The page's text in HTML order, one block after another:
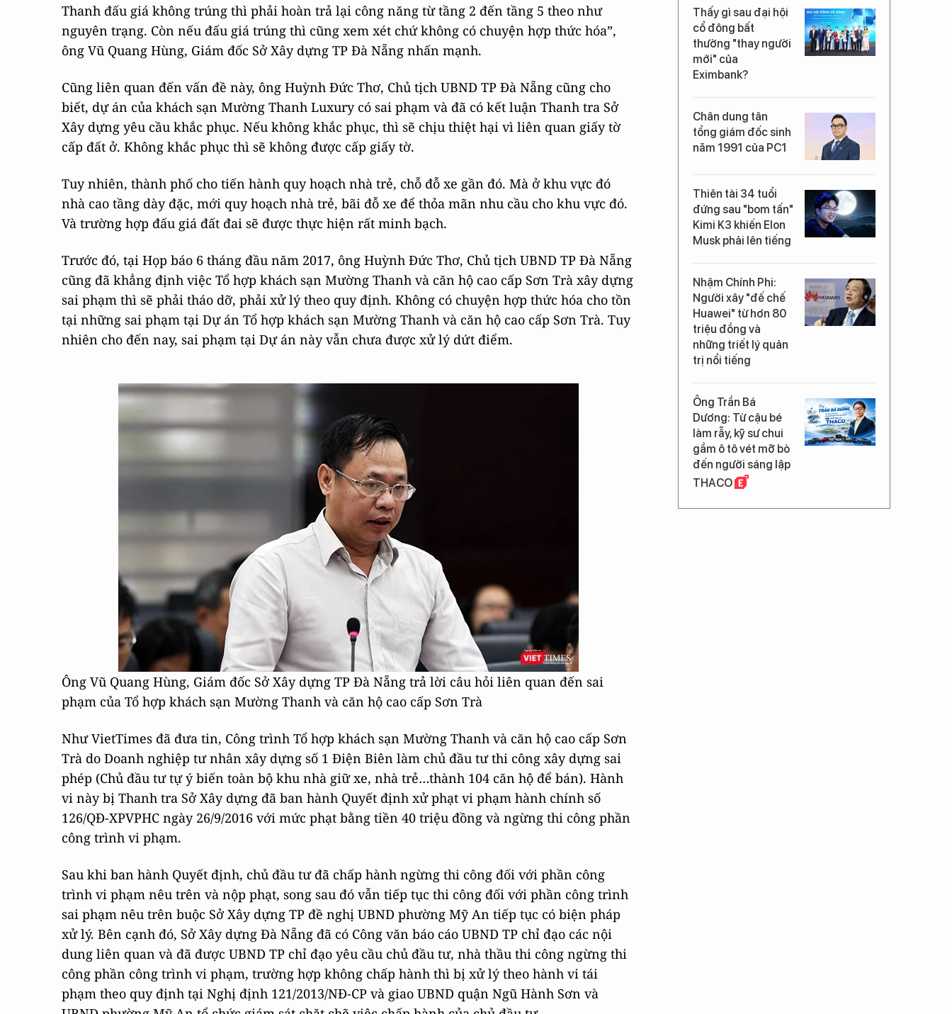
Thanh đấu giá không trúng thì phải hoàn trả lại công năng từ tầng 2 đến tầng 5 theo như
nguyên trạng. Còn nếu đấu giá trúng thì cũng xem xét chứ không có chuyện hợp thức hóa”,
ông Vũ Quang Hùng, Giám đốc Sở Xây dựng TP Đà Nẵng nhấn mạnh.
Cũng liên quan đến vấn đề này, ông Huỳnh Đức Thơ, Chủ tịch UBND TP Đà Nẵng cũng cho
biết, dự án của khách sạn Mường Thanh Luxury có sai phạm và đã có kết luận Thanh tra Sở
Xây dựng yêu cầu khắc phục. Nếu không khắc phục, thì sẽ chịu thiệt hại vì liên quan giấy tờ
cấp đất ở. Không khắc phục thì sẽ không được cấp giấy tờ.
Tuy nhiên, thành phố cho tiến hành quy hoạch nhà trẻ, chỗ đỗ xe gần đó. Mà ở khu vực đó
nhà cao tầng dày đặc, mới quy hoạch nhà trẻ, bãi đỗ xe để thỏa mãn nhu cầu cho khu vực đó.
Và trường hợp đấu giá đất đai sẽ được thực hiện rất minh bạch.
Trước đó, tại Họp báo 6 tháng đầu năm 2017, ông Huỳnh Đức Thơ, Chủ tịch UBND TP Đà Nẵng
cũng đã khẳng định việc Tổ hợp khách sạn Mường Thanh và căn hộ cao cấp Sơn Trà xây dựng
sai phạm thì sẽ phải tháo dỡ, phải xử lý theo quy định. Không có chuyện hợp thức hóa cho tồn
tại những sai phạm tại Dự án Tổ hợp khách sạn Mường Thanh và căn hộ cao cấp Sơn Trà. Tuy
nhiên cho đến nay, sai phạm tại Dự án này vẫn chưa được xử lý dứt điểm.
Ông Vũ Quang Hùng, Giám đốc Sở Xây dựng TP Đà Nẵng trả lời câu hỏi liên quan đến sai
phạm của Tổ hợp khách sạn Mường Thanh và căn hộ cao cấp Sơn Trà
Như VietTimes đã đưa tin, Công trình Tổ hợp khách sạn Mường Thanh và căn hộ cao cấp Sơn
Trà do Doanh nghiệp tư nhân xây dựng số 1 Điện Biên làm chủ đầu tư thi công xây dựng sai
phép (Chủ đầu tư tự ý biến toàn bộ khu nhà giữ xe, nhà trẻ…thành 104 căn hộ để bán). Hành
vi này bị Thanh tra Sở Xây dựng đã ban hành Quyết định xử phạt vi phạm hành chính số
126/QĐ-XPVPHC ngày 26/9/2016 với mức phạt bằng tiền 40 triệu đồng và ngừng thi công phần
công trình vi phạm.
Sau khi ban hành Quyết định, chủ đầu tư đã chấp hành ngừng thi công đối với phần công
trình vi phạm nêu trên và nộp phạt, song sau đó vẫn tiếp tục thi công đối với phần công trình
sai phạm nêu trên buộc Sở Xây dựng TP đề nghị UBND phường Mỹ An tiếp tục có biện pháp
xử lý. Bên cạnh đó, Sở Xây dựng Đà Nẵng đã có Công văn báo cáo UBND TP chỉ đạo các nội
dung liên quan và đã được UBND TP chỉ đạo yêu cầu chủ đầu tư, nhà thầu thi công ngừng thi
công phần công trình vi phạm, trường hợp không chấp hành thì bị xử lý theo hành vi tái
phạm theo quy định tại Nghị định 121/2013/NĐ-CP và giao UBND quận Ngũ Hành Sơn và
Thấy gì sau đại hội
cổ đông bất
thường "thay người
mới" của
Eximbank?
Chân dung tân
tổng giám đốc sinh
năm 1991 của PC1
Thiên tài 34 tuổi
đứng sau "bom tấn"
Kimi K3 khiến Elon
Musk phải lên tiếng
Nhậm Chính Phi:
Người xây "đế chế
Huawei" từ hơn 80
triệu đồng và
những triết lý quản
trị nổi tiếng
Ông Trần Bá
Dương: Từ cậu bé
làm rẫy, kỹ sư chui
gầm ô tô vét mỡ bò
đến người sáng lập
THACO